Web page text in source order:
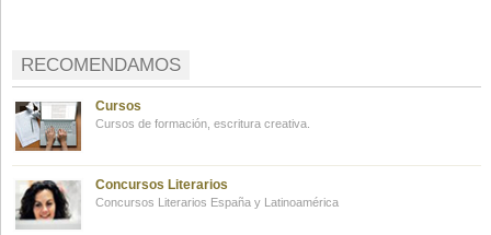
RECOMENDAMOS
Cursos
Cursos de formación, escritura creativa.
Concursos Literarios
Concursos Literarios España y Latinoamérica